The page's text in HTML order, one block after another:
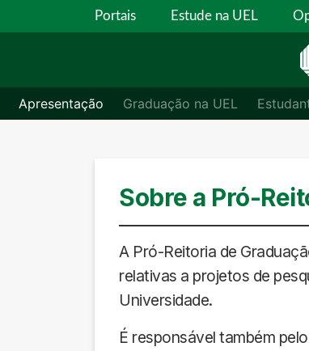
Portais Estude na UEL
Apresentação Graduação na UEL
Sobre a Pró-
A Pró-Reitoria de
relativas a projetos de
Universidade.
É responsável também